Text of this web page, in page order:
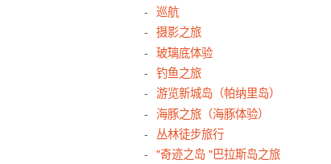
巡航
摄影之旅
玻璃底体验
钓鱼之旅
游览新城岛（帕纳里岛）
海豚之旅（海豚体验）
丛林徒步旅行
"奇迹之岛 "巴拉斯岛之旅